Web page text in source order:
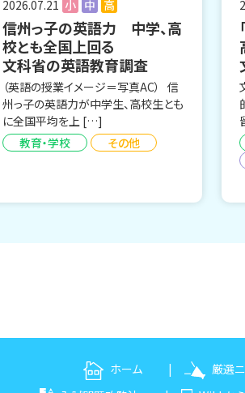
2026.07.21 小 中 高
信州っ子の英語力 中学、高
校とも全国上回る
文科省の英語教育調査
（英語の授業イメージ＝写真AC） 信
州っ子の英語力が中学生、高校生とも
に全国平均を上 […]
教育・学校
その他
ホーム 厳選